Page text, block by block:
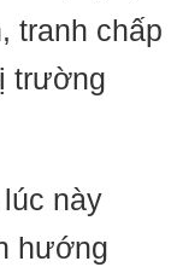
tranh chấp
trường
này
hướng